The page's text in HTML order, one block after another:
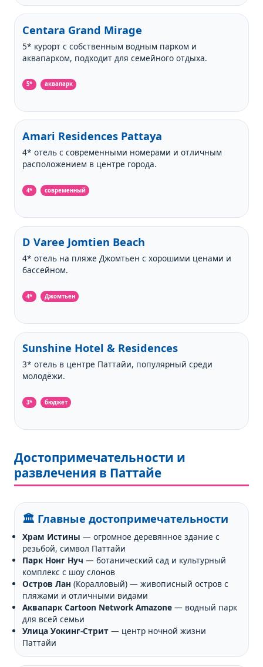
Centara Grand Mirage
5* курорт с собственным водным парком и
аквапарком, подходит для семейного отдыха.
5* аквапарк
Amari Residences Pattaya
4* отель с современными номерами и отличным
расположением в центре города.
4* современный
D Varee Jomtien Beach
4* отель на пляже Джомтьен с хорошими ценами и
бассейном.
4* Джомтьен
Sunshine Hotel & Residences
3* отель в центре Паттайи, популярный среди
молодёжи.
3* бюджет
Достопримечательности и
развлечения в Паттайе
🏛️ Главные достопримечательности
Храм Истины — огромное деревянное здание с
резьбой, символ Паттайи
Парк Нонг Нуч — ботанический сад и культурный
комплекс с шоу слонов
Остров Лан (Коралловый) — живописный остров с
пляжами и отличными видами
Аквапарк Cartoon Network Amazone — водный парк
для всей семьи
Улица Уокинг-Стрит — центр ночной жизни
Паттайи